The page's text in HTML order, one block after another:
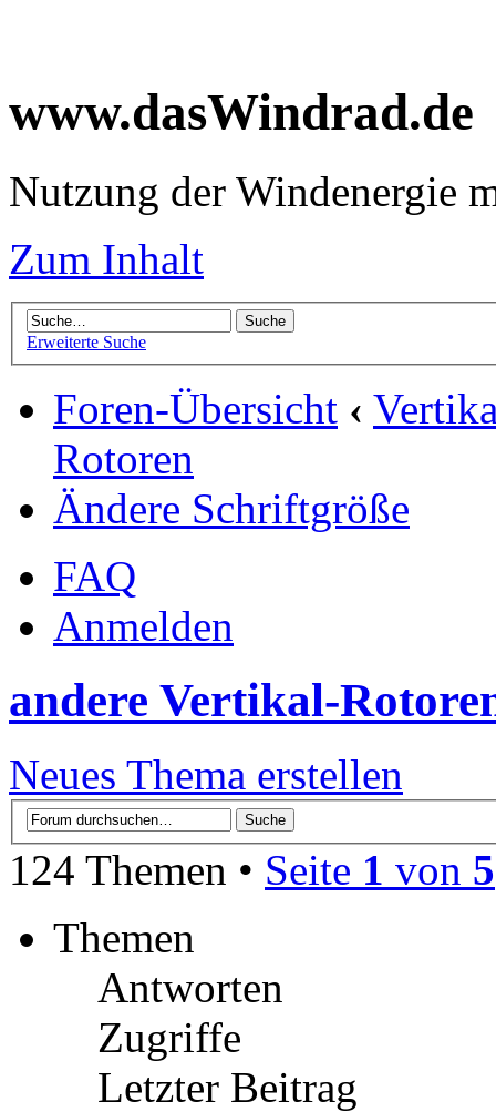
www.dasWindrad.de
Nutzung der Windenergie
Zum Inhalt
Erweiterte Suche
Foren-Übersicht ‹
Rotoren
Ändere Schriftgröße
FAQ
Anmelden
andere Vertikal-
Neues Thema erstellen
124 Themen • Seite 1 von 5
Themen
Antworten
Zugriffe
Letzter Beitrag